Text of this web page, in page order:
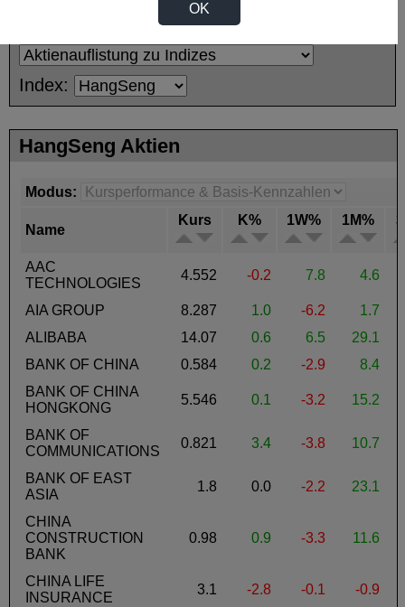
OK
Index:
HangSeng Aktien
Modus:
Name
Kurs K% 1W% 1M%
AAC
TECHNOLOGIES
4.552 -0.2 7.8 4.6
AIA GROUP 8.287 1.0 -6.2 1.7
ALIBABA
14.07 0.6 6.5
29.1
BANK OF CHINA
0.584 0.2 -2.9
8.4
BANK OF CHINA
HONGKONG
5.546 0.1 -3.2 15.2
BANK OF
COMMUNICATIONS
0.821 3.4 -3.8 10.7
BANK OF EAST
ASIA
1.8 0.0 -2.2 23.1
CHINA
CONSTRUCTION
BANK
0.98 0.9 -3.3 11.6
CHINA LIFE
INSURANCE
3.1 -2.8 -0.1 -0.9